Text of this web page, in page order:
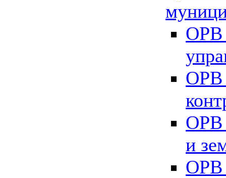
ОРВ
ОРВ
ОРВ
и
ОРВ